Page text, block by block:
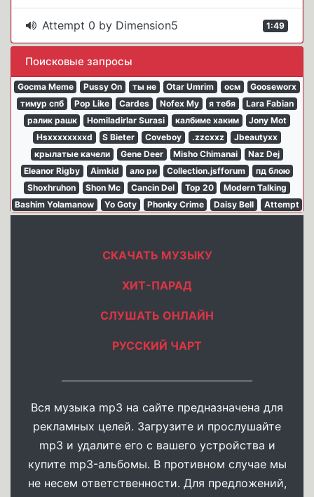
1:49
Attempt 0 by Dimension5
Поисковые запросы
Gocma Meme Pussy On ты не Otar Umrim осм
Gooseworx
тимур спб
Pop Like Cardes Nofex My я тебя
Lara Fabian
ралик рашк
Homiladirlar Surasi калбиме хаким
Jony Mot
Hsxxxxxxxxd
S Bieter Coveboy .zzcxxz
Jbeautyxx
крылатые качели
Gene Deer Misho Chimanai
Naz Dej
Eleanor Rigby
Aimkid ало ри Collection.jsfforum
пд блою
Shoxhruhon
Shon Mc Cancin Del Top 20
Modern Talking
Bashim Yolamanow
Yo Goty Phonky Crime Daisy Bell Attempt
СКАЧАТЬ МУЗЫКУ
ХИТ-ПАРАД
СЛУШАТЬ ОНЛАЙН
РУССКИЙ ЧАРТ
Вся музыка mp3 на сайте предназначена для
рекламных целей. Загрузите и прослушайте
mp3 и удалите его с вашего устройства и
купите mp3-альбомы. В противном случае мы
не несем ответственности. Для предложений,